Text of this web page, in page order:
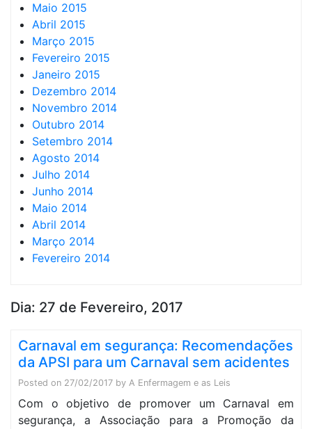
Maio 2015
Abril 2015
Março 2015
Fevereiro 2015
Janeiro 2015
Dezembro 2014
Novembro 2014
Outubro 2014
Setembro 2014
Agosto 2014
Julho 2014
Junho 2014
Maio 2014
Abril 2014
Março 2014
Fevereiro 2014
Dia: 27 de Fevereiro, 2017
Carnaval em segurança: Recomendações
da APSI para um Carnaval sem acidentes
Posted on 27/02/2017 by A Enfermagem e as Leis
Com o objetivo de promover um Carnaval em
segurança, a Associação para a Promoção da